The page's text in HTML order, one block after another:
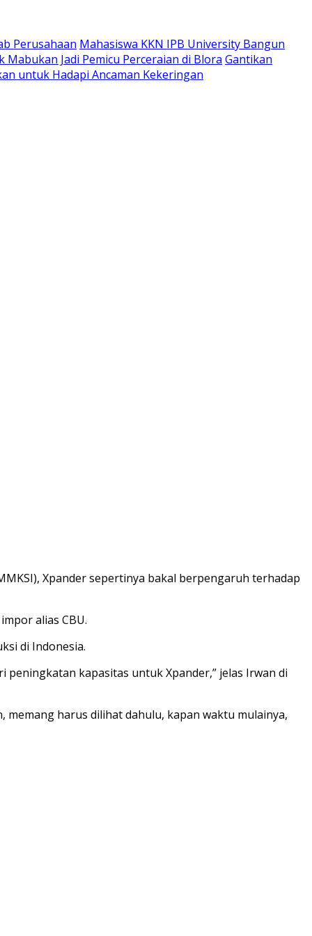
Perusahaan Mahasiswa KKN IPB University Bangun
Mabukan Jadi Pemicu Perceraian di Blora Gantikan
untuk Hadapi Ancaman Kekeringan
Xpander sepertinya bakal berpengaruh terhadap
alias CBU.
di Indonesia.
kapasitas untuk Xpander,” jelas Irwan di
harus dilihat dahulu, kapan waktu mulainya,